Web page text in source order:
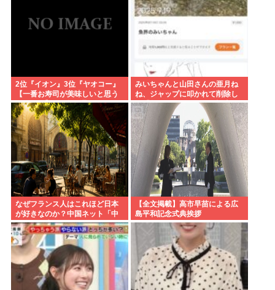
2位『イオン』3位『ヤオコー』
【一番お寿司が美味しいと思う
スーパー】300名が選ぶ1位に
みいちゃんと山田さんの亜月ね
ね、ジャップに叩かれて削除し
た「魚界のみいちゃん」記事を
復活
なぜフランス人はこれほど日本
が好きなのか？中国ネット「中
国人も日本が好き」
【全文掲載】高市早苗による広
島平和記念式典挨拶